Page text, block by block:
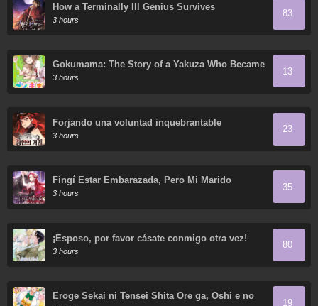
How a Terminally Ill Genius Survives
3 hours
83
Gokumama: The Story of a Yakuza Who Became
a Mom
3 hours
13
Forjando una voluntad inquebrantable
3 hours
23
Fingí Estar Embarazada, Pero Mi Marido
Regresó
3 hours
35
¡Esposo, por favor cásate conmigo otra vez!
3 hours
80
Eroge Sekai ni Tensei Shita Ore ga, Oshi e no
19